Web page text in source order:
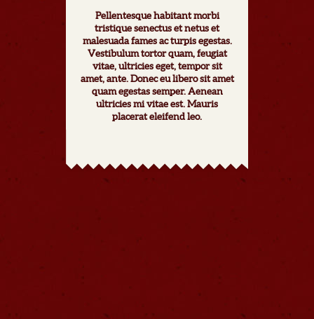
Pellentesque habitant morbi
tristique senectus et netus et
malesuada fames ac turpis egestas.
Vestibulum tortor quam, feugiat
vitae, ultricies eget, tempor sit
amet, ante. Donec eu libero sit amet
quam egestas semper. Aenean
ultricies mi vitae est. Mauris
placerat eleifend leo.